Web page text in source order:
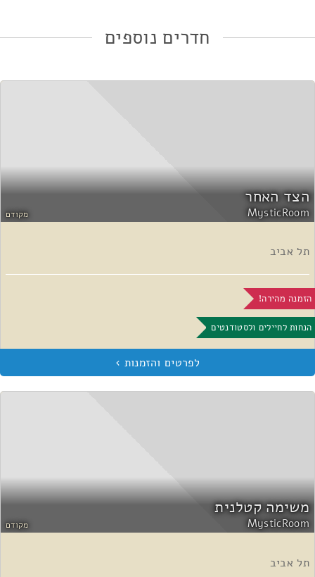
חדרים נוספים
הצד האחר
MysticRoom מקודם
תל אביב
הזמנה מהירה!
הנחות לחיילים ולסטודנטים
משימה קטלנית
MysticRoom מקודם
תל אביב